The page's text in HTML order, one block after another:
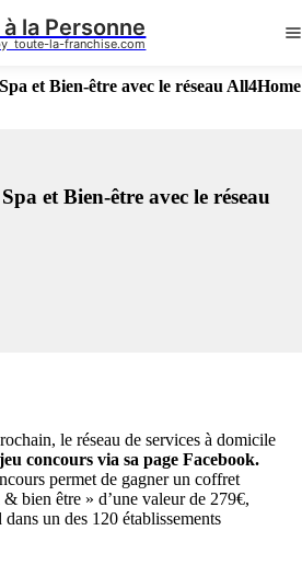
la Personne
toute-la-franchise.com
et Bien-être avec le réseau All4Home
et Bien-être avec le réseau
le réseau de services à domicile
concours via sa page Facebook.
permet de gagner un coffret
bien être » d’une valeur de 279€,
un des 120 établissements